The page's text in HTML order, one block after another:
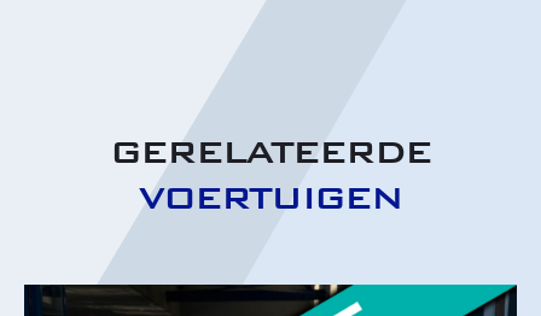
GERELATEERDE
VOERTUIGEN